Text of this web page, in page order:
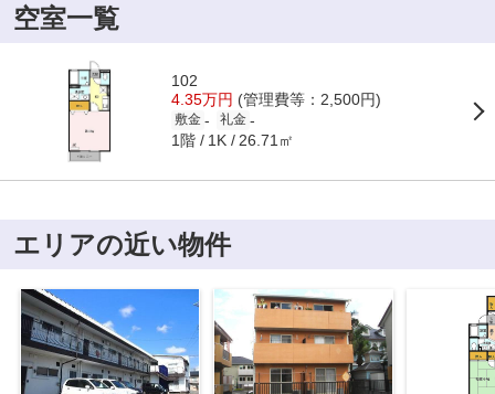
空室一覧
102
4.35万円 (管理費等：2,500円)
敷金 - 礼金 -
1階 1K 26.71㎡
エリアの近い物件